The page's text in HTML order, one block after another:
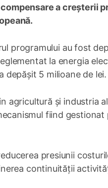
a creșterii
programului au fost
la energia
depășit 5 milioane de lei.
agricultură și industria
fiind
presiunii
continuității